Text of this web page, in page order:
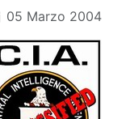
05 Marzo 2004